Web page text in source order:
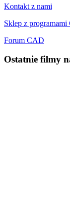
Kontakt z nami
Sklep z
Forum CAD
Ostatnie filmy